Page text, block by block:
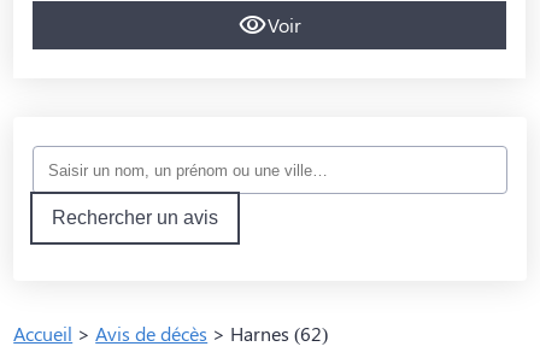
Voir
Rechercher un avis
Accueil >Avis de décès > Harnes (62)